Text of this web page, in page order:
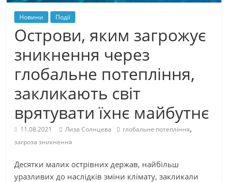
Новини Події
Острови, яким загрожує
зникнення через
глобальне потепління,
закликають світ
врятувати їхнє майбутнє
11.08.2021 Лиза Солнцева глобальне потепління,
загроза зникнення
Десятки малих острівних держав, найбільш
уразливих до наслідків зміни клімату, закликали